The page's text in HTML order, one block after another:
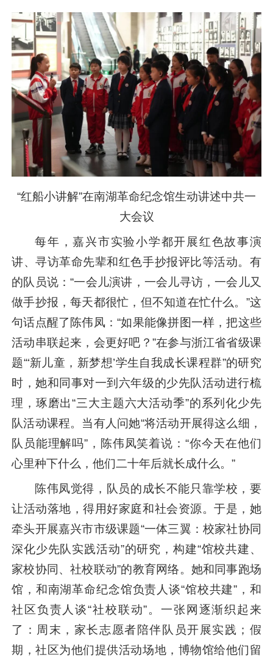
“红船小讲解”在南湖革命纪念馆生动讲述中共一
大会议
每年，嘉兴市实验小学都开展红色故事演
讲、寻访革命先辈和红色手抄报评比等活动。有
的队员说：“一会儿演讲，一会儿寻访，一会儿又
做手抄报，每天都很忙，但不知道在忙什么。”这
句话点醒了陈伟凤：“如果能像拼图一样，把这些
活动串联起来，会更好吧？”在参与浙江省省级课
题“‘新儿童，新梦想’学生自我成长课程群”的研究
时，她和同事对一到六年级的少先队活动进行梳
理，琢磨出“三大主题六大活动季”的系列化少先
队活动课程。当有人问她“将活动开展得这么细，
队员能理解吗”，陈伟凤笑着说：“你今天在他们
心里种下什么，他们二十年后就长成什么。”
陈伟凤觉得，队员的成长不能只靠学校，要
让活动落地，得用好家庭和社会资源。于是，她
牵头开展嘉兴市市级课题“一体三翼：校家社协同
深化少先队实践活动”的研究，构建“馆校共建、
家校协同、社校联动”的教育网络。她和同事跑场
馆，和南湖革命纪念馆负责人谈“馆校共建”，和
社区负责人谈“社校联动”。一张网逐渐织起来
了：周末，家长志愿者陪伴队员开展实践；假
期，社区为他们提供活动场地，博物馆给他们留